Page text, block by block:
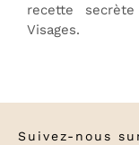
recette
Visages.
Suivez-nous